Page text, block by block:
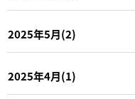
2025年5月(2)
2025年4月(1)